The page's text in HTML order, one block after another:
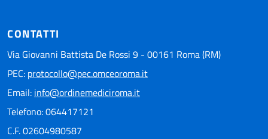
CONTATTI
Via Giovanni Battista De Rossi 9 - 00161 Roma (RM)
PEC: protocollo@pec.omceoroma.it
Email: info@ordinemediciroma.it
Telefono: 064417121
C.F. 02604980587